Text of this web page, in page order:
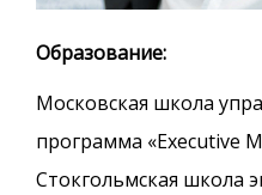
Образование:
Московская школа
программа «Executive
Стокгольмская школа